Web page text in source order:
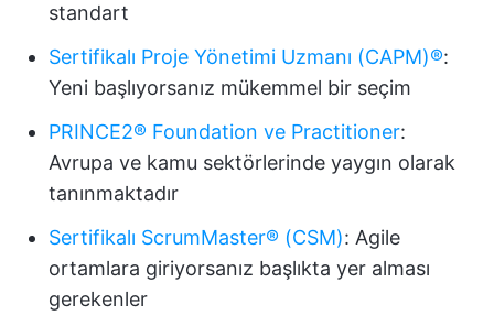
standart
Sertifikalı Proje Yönetimi Uzmanı (CAPM)®:
Yeni başlıyorsanız mükemmel bir seçim
PRINCE2® Foundation ve Practitioner:
Avrupa ve kamu sektörlerinde yaygın olarak
tanınmaktadır
Sertifikalı ScrumMaster® (CSM): Agile
ortamlara giriyorsanız başlıkta yer alması
gerekenler